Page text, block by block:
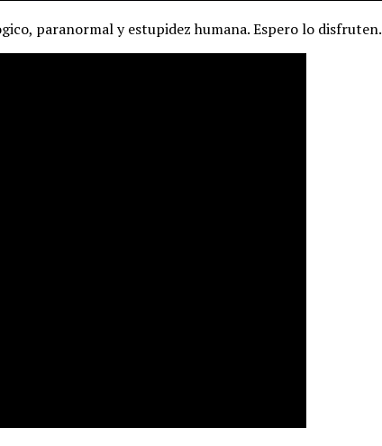
paranormal y estupidez humana. Espero lo disfruten.